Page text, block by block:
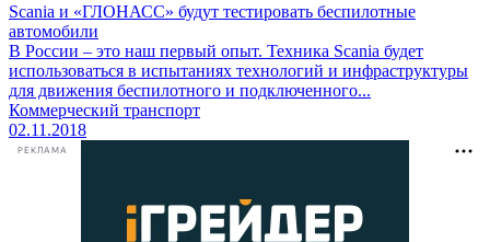
Scania и «ГЛОНАСС» будут тестировать беспилотные
автомобили
В России – это наш первый опыт. Техника Scania будет
использоваться в испытаниях технологий и инфраструктуры
для движения беспилотного и подключенного...
Коммерческий транспорт
02.11.2018
РЕКЛАМА